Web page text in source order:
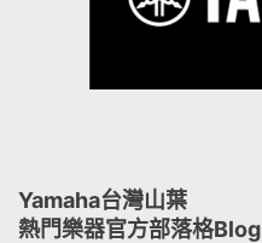
Yamaha台灣山葉
熱門樂器官方部落格Blog